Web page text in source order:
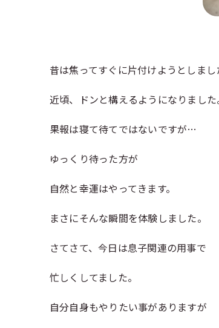
昔は焦ってすぐに片付けようとしまし
近頃、ドンと構えるようになりました
果報は寝て待てではないですが…
ゆっくり待った方が
自然と幸運はやってきます。
まさにそんな瞬間を体験しました。
さてさて、今日は息子関連の用事で
忙しくしてました。
自分自身もやりたい事がありますが